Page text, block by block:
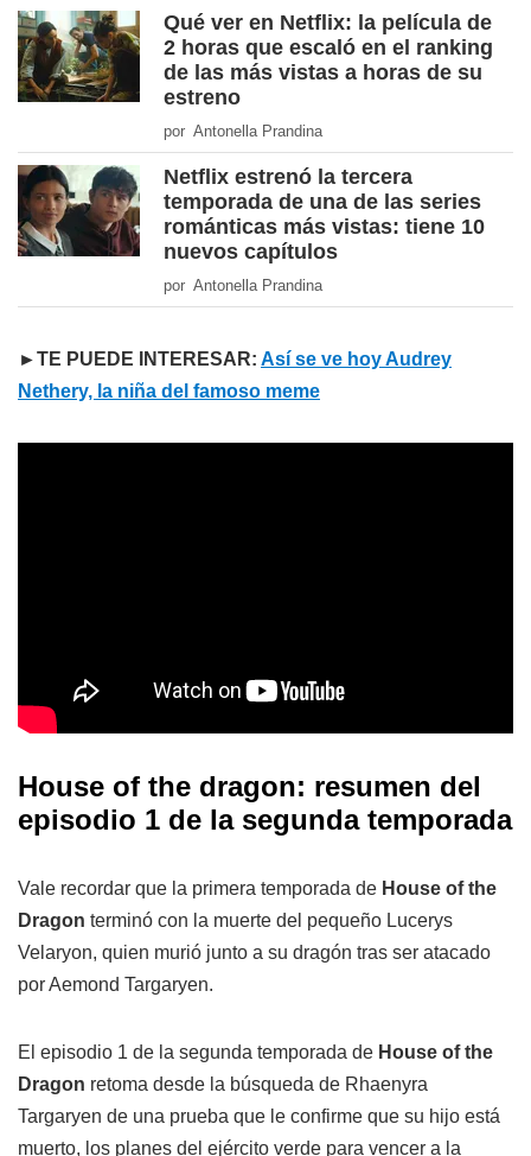
Qué ver en Netflix: la película de
2 horas que escaló en el ranking
de las más vistas a horas de su
estreno
por Antonella Prandina
Netflix estrenó la tercera
temporada de una de las series
románticas más vistas: tiene 10
nuevos capítulos
por Antonella Prandina
►TE PUEDE INTERESAR: Así se ve hoy Audrey
Nethery, la niña del famoso meme
House of the dragon: resumen del
episodio 1 de la segunda temporada
Vale recordar que la primera temporada de House of the
Dragon terminó con la muerte del pequeño Lucerys
Velaryon, quien murió junto a su dragón tras ser atacado
por Aemond Targaryen.
El episodio 1 de la segunda temporada de House of the
Dragon retoma desde la búsqueda de Rhaenyra
Targaryen de una prueba que le confirme que su hijo está
muerto, los planes del ejército verde para vencer a la